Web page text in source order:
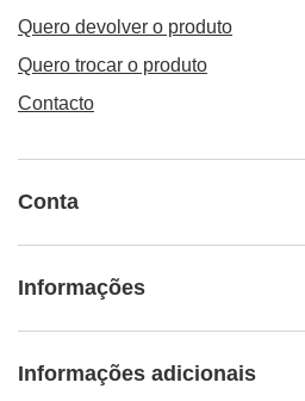
Quero devolver o produto
Quero trocar o produto
Contacto
Conta
Informações
Informações adicionais